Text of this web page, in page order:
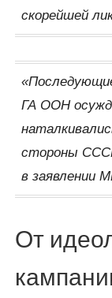
скорейшей
ГА ООН
стороны
в заявлении
От